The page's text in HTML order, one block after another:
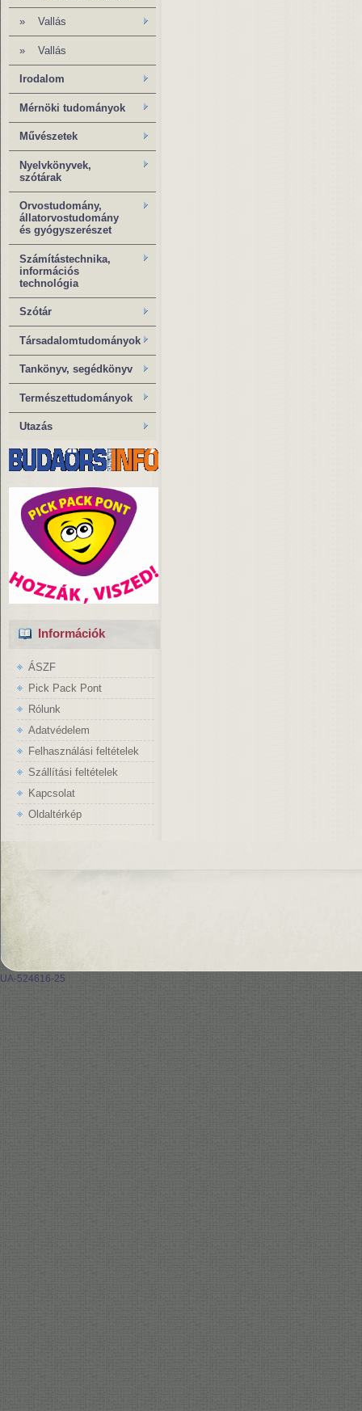
» Vallás
» Vallás
Irodalom
Mérnöki tudományok
Művészetek
Nyelvkönyvek,
szótárak
Orvostudomány,
állatorvostudomány
és gyógyszerészet
Számítástechnika,
információs
technológia
Szótár
Társadalomtudományok
Tankönyv, segédkönyv
Természettudományok
Utazás
Információk
ÁSZF
Pick Pack Pont
Rólunk
Adatvédelem
Felhasználási feltételek
Szállítási feltételek
Kapcsolat
Oldaltérkép
UA-524616-25